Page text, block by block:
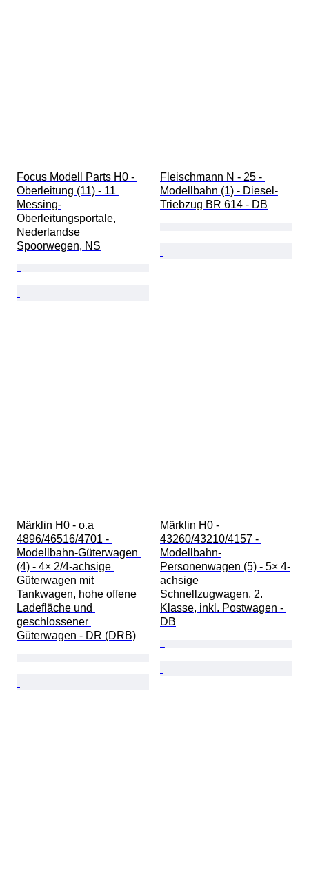
Focus Modell Parts H0 -
Oberleitung (11) - 11
Messing-
Oberleitungsportale,
Nederlandse
Spoorwegen, NS
Fleischmann N - 25 -
Modellbahn (1) - Diesel-
Triebzug BR 614 - DB
Märklin H0 - o.a
4896/46516/4701 -
Modellbahn-Güterwagen
(4) - 4× 2/4‑achsige
Güterwagen mit
Tankwagen, hohe offene
Ladefläche und
geschlossener
Güterwagen - DR (DRB)
Märklin H0 -
43260/43210/4157 -
Modellbahn-
Personenwagen (5) - 5× 4-
achsige
Schnellzugwagen, 2.
Klasse, inkl. Postwagen -
DB